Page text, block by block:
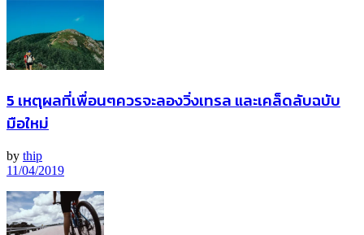
5 เหตุผลที่เพื่อนๆควรจะลองวิ่งเทรล และเคล็ดลับฉบับ
มือใหม่
by thip
11/04/2019